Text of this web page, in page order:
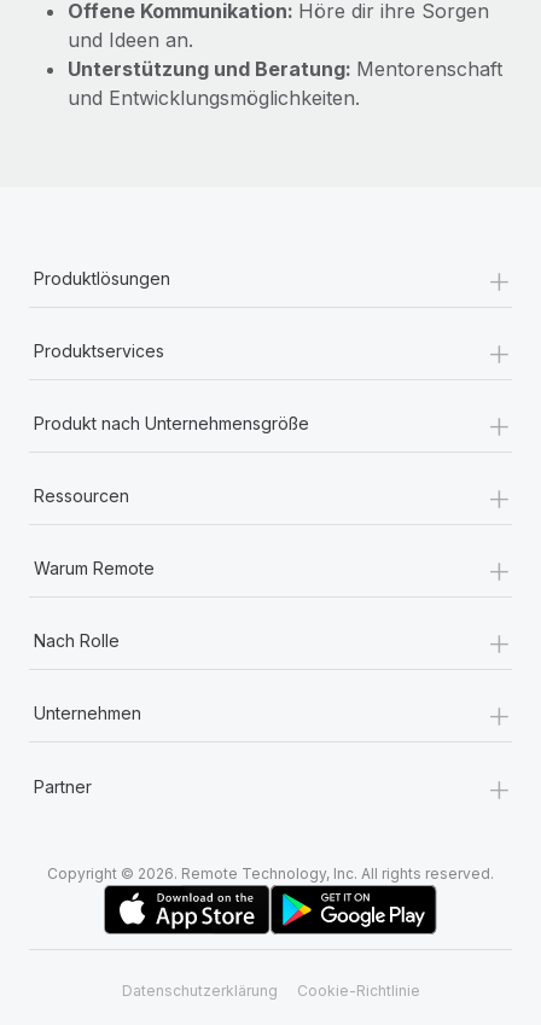
Offene Kommunikation: Höre dir ihre Sorgen
und Ideen an.
Unterstützung und Beratung: Mentorenschaft
und Entwicklungsmöglichkeiten.
Produktlösungen +
Produktservices +
Produkt nach Unternehmensgröße +
Ressourcen +
Warum Remote +
Nach Rolle +
Unternehmen +
Partner +
Copyright © 2026. Remote Technology, Inc. All rights reserved.
Datenschutzerklärung Cookie-Richtlinie